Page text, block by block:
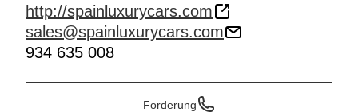
http://spainluxurycars.com
sales@spainluxurycars.com
934 635 008
Forderung